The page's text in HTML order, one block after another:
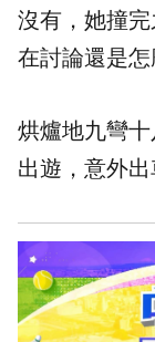
沒有，她撞
在討論還是怎
烘爐地九彎
出遊，意外出